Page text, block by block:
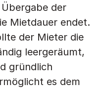
der
Mietdauer endet.
der Mieter die
leergeräumt,
gründlich
es dem